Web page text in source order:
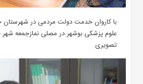
با کاروان خدمت دولت مردمی در شهرستان
علوم پزشکی بوشهر در مصلی نمازجمعه
تصویری